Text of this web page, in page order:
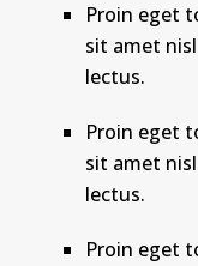
Proin eget
sit amet
lectus.
Proin eget
sit amet
lectus.
Proin eget